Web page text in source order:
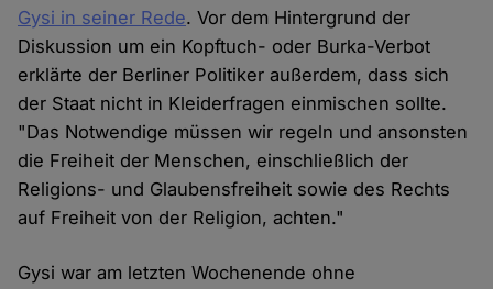
Gysi in seiner Rede. Vor dem Hintergrund der
Diskussion um ein Kopftuch- oder Burka-Verbot
erklärte der Berliner Politiker außerdem, dass sich
der Staat nicht in Kleiderfragen einmischen sollte.
"Das Notwendige müssen wir regeln und ansonsten
die Freiheit der Menschen, einschließlich der
Religions- und Glaubensfreiheit sowie des Rechts
auf Freiheit von der Religion, achten."
Gysi war am letzten Wochenende ohne